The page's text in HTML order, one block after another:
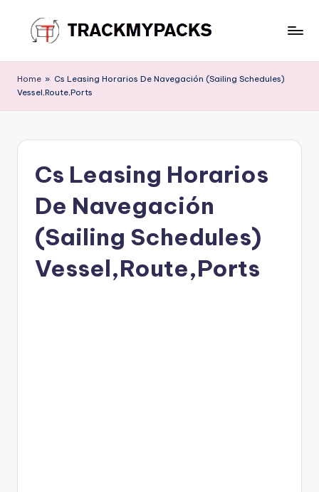
content
r
a
M
Home » Cs Leasing Horarios De Navegación (Sailing Schedules)
Vessel,Route,Ports
Cs Leasing Horarios
De Navegación
(Sailing Schedules)
Vessel,Route,Ports